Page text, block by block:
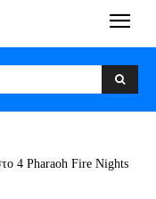
4 Pharaoh Fire Nights